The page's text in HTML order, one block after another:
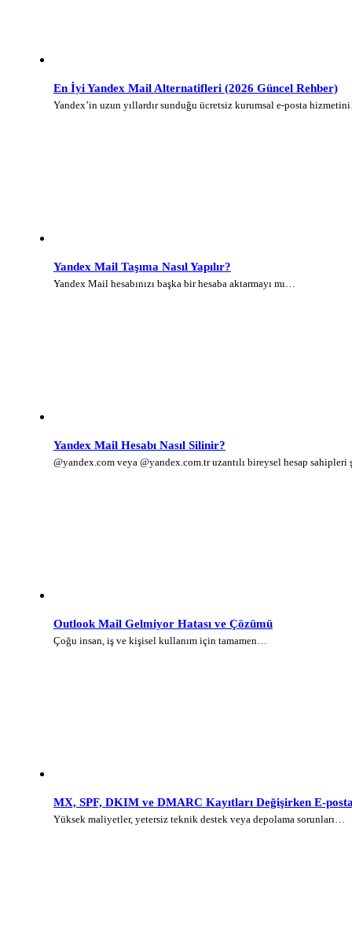
En İyi Yandex Mail Alternatifleri (2026 Güncel Rehber)
Yandex’in uzun yıllardır sunduğu ücretsiz kurumsal e-posta
Yandex Mail Taşıma Nasıl Yapılır?
Yandex Mail hesabınızı başka bir hesaba aktarmayı mı…
Yandex Mail Hesabı Nasıl Silinir?
@yandex.com veya @yandex.com.tr uzantılı bireysel hesap
Outlook Mail Gelmiyor Hatası ve Çözümü
Çoğu insan, iş ve kişisel kullanım için tamamen…
MX, SPF, DKIM ve DMARC Kayıtları Değişirken E-
Yüksek maliyetler, yetersiz teknik destek veya depolama sorunları…